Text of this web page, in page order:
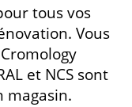
tous vos
Vous
et NCS sont
magasin.